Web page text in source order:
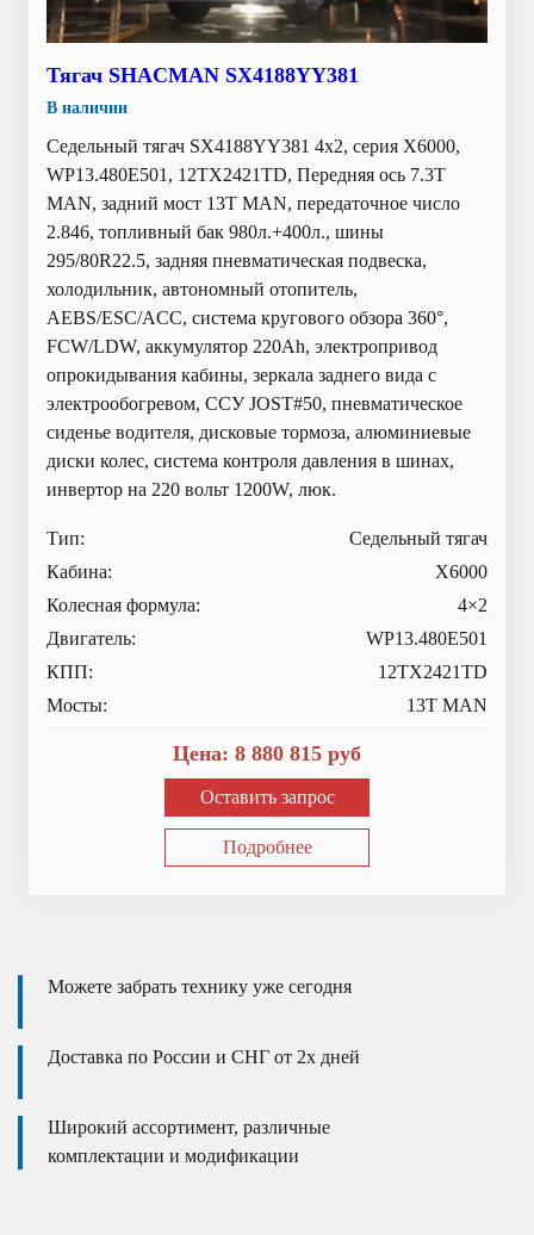
Тягач SHACMAN SX4188YY381
В наличии
Седельный тягач SX4188YY381 4x2, серия X6000,
WP13.480E501, 12TX2421TD, Передняя ось 7.3Т
MAN, задний мост 13T MAN, передаточное число
2.846, топливный бак 980л.+400л., шины
295/80R22.5, задняя пневматическая подвеска,
холодильник, автономный отопитель,
AEBS/ESC/ACC, система кругового обзора 360°,
FCW/LDW, аккумулятор 220Ah, электропривод
опрокидывания кабины, зеркала заднего вида с
электрообогревом, ССУ JOST#50, пневматическое
сиденье водителя, дисковые тормоза, алюминиевые
диски колес, система контроля давления в шинах,
инвертор на 220 вольт 1200W, люк.
Тип:
Седельный тягач
Кабина:
X6000
Колесная формула:
4×2
Двигатель:
WP13.480E501
КПП:
12TX2421TD
Мосты:
13T MAN
Цена: 8 880 815 руб
Оставить запрос
Подробнее
Можете забрать технику уже сегодня
Доставка по России и СНГ от 2х дней
Широкий ассортимент, различные
комплектации и модификации